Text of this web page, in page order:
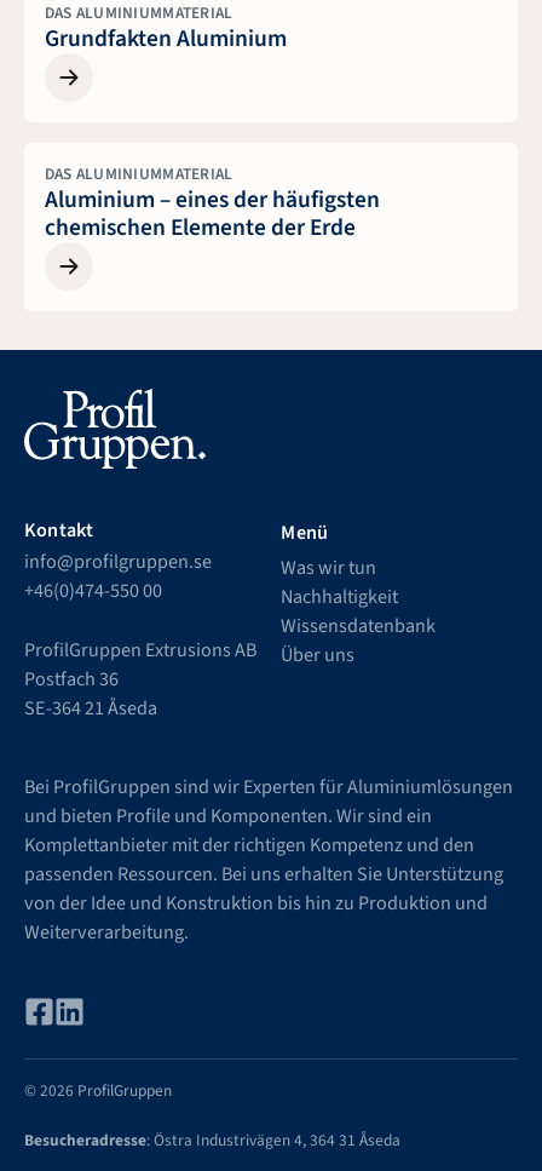
DAS ALUMINIUMMATERIAL
Grundfakten Aluminium
DAS ALUMINIUMMATERIAL
Aluminium – eines der häufigsten
chemischen Elemente der Erde
Kontakt
info@profilgruppen.se
+46(0)474-550 00
ProfilGruppen Extrusions AB
Postfach 36
SE-364 21 Åseda
Menü
Was wir tun
Nachhaltigkeit
Wissensdatenbank
Über uns
Bei ProfilGruppen sind wir Experten für Aluminiumlösungen
und bieten Profile und Komponenten. Wir sind ein
Komplettanbieter mit der richtigen Kompetenz und den
passenden Ressourcen. Bei uns erhalten Sie Unterstützung
von der Idee und Konstruktion bis hin zu Produktion und
Weiterverarbeitung.
© 2026 ProfilGruppen
Besucheradresse: Östra Industrivägen 4, 364 31 Åseda